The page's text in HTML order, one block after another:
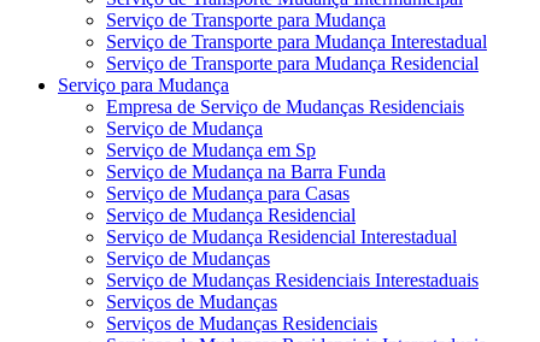
Serviço de Transporte para Mudança
Serviço de Transporte para Mudança Interestadual
Serviço de Transporte para Mudança Residencial
Serviço para Mudança
Empresa de Serviço de Mudanças Residenciais
Serviço de Mudança
Serviço de Mudança em Sp
Serviço de Mudança na Barra Funda
Serviço de Mudança para Casas
Serviço de Mudança Residencial
Serviço de Mudança Residencial Interestadual
Serviço de Mudanças
Serviço de Mudanças Residenciais Interestaduais
Serviços de Mudanças
Serviços de Mudanças Residenciais